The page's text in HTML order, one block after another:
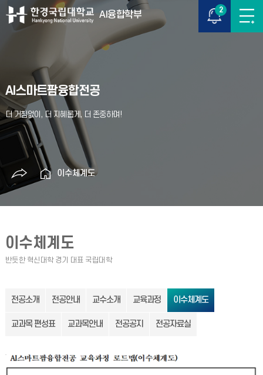
AI융합학부 2
AI스마트팜융합전공
이수체계도
이수체계도
전공소개 전공안내 교수소개 교육과정 이수체계도
교과목 편성표 교과목안내 전공공지 전공자료실